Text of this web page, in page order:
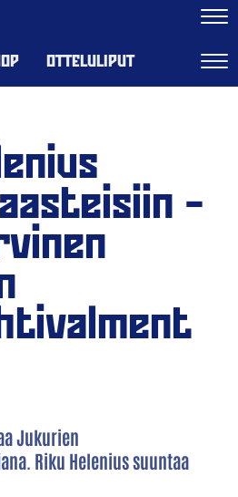
OTTELULIPUT
–
Jukurien
Riku Helenius suuntaa